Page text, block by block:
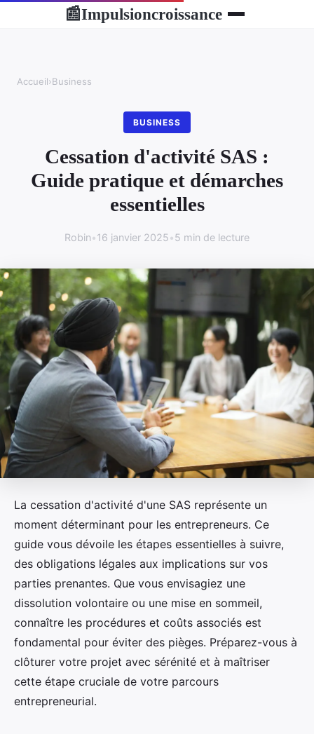
📰Impulsioncroissance
Accueil›Business
BUSINESS
Cessation d'activité SAS :
Guide pratique et démarches
essentielles
Robin•16 janvier 2025•5 min de lecture
La cessation d'activité d'une SAS représente un
moment déterminant pour les entrepreneurs. Ce
guide vous dévoile les étapes essentielles à suivre,
des obligations légales aux implications sur vos
parties prenantes. Que vous envisagiez une
dissolution volontaire ou une mise en sommeil,
connaître les procédures et coûts associés est
fondamental pour éviter des pièges. Préparez-vous à
clôturer votre projet avec sérénité et à maîtriser
cette étape cruciale de votre parcours
entrepreneurial.